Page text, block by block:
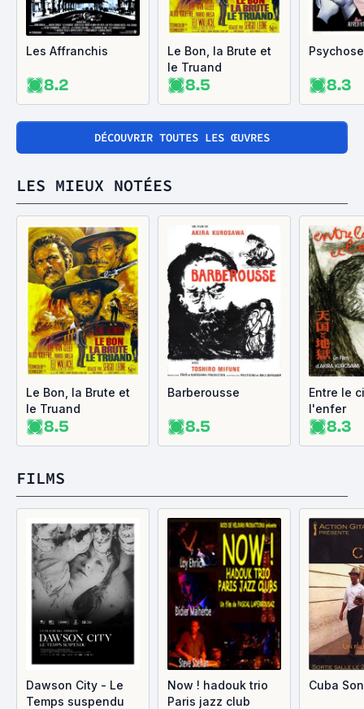
Les Affranchis
8.2
Le Bon, la Brute et
le Truand
8.5
Psychose
8.3
DÉCOUVRIR TOUTES LES ŒUVRES
LES MIEUX NOTÉES
Le Bon, la Brute et
le Truand
8.5
Barberousse
8.5
Entre le
l'enfer
8.3
FILMS
Dawson City - Le
Temps suspendu
Now ! hadouk trio
Paris jazz club
Cuba Son